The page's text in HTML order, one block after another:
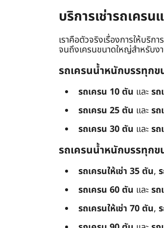
บริการเช่ารถเคร
เราคือตัวจริงเรื่องการให้บริการ
จนถึงเครนขนาดใหญ่สำหรับง
รถเครนน้ำหนักบรรทุกข
รถเครน 10 ตัน และรถ
รถเครน 25 ตัน และรถ
รถเครน 30 ตัน และรถ
รถเครนน้ำหนักบรรทุก
รถเครนให้เช่า 35 ตัน,
รถเครน 60 ตัน และรถ
รถเครนให้เช่า 70 ตัน,